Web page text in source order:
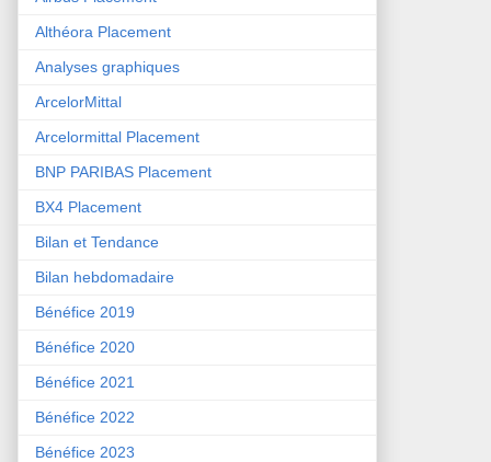
Althéora Placement
Analyses graphiques
ArcelorMittal
Arcelormittal Placement
BNP PARIBAS Placement
BX4 Placement
Bilan et Tendance
Bilan hebdomadaire
Bénéfice 2019
Bénéfice 2020
Bénéfice 2021
Bénéfice 2022
Bénéfice 2023